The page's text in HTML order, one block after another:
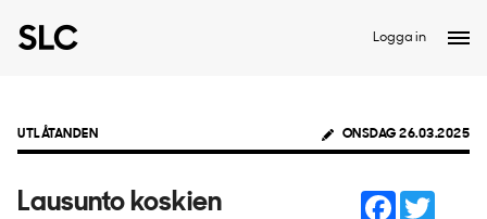
Logga in
UTLÅTANDEN ONSDAG 26.03.2025
Lausunto koskien
Facebook